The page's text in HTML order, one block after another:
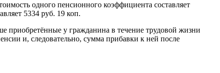
одного пенсионного коэффициента составляет
5334 руб. 19 коп.
приобретённые у гражданина в течение трудовой жизни
и, следовательно, сумма прибавки к ней после